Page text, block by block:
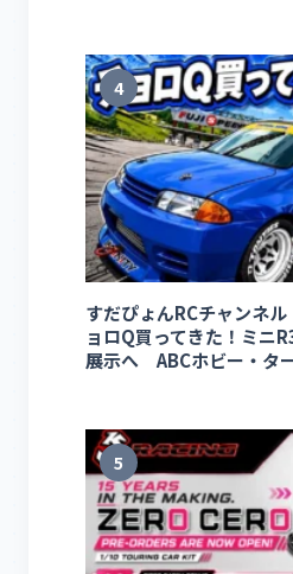
4
すだぴょんRCチャンネ
ョロQ買ってきた！ミニ
展示へ ABCホビー・タ
5